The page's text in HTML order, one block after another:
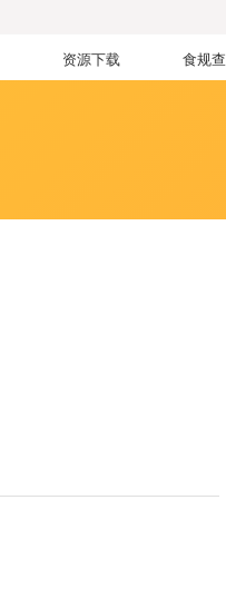
资源下载 食规查